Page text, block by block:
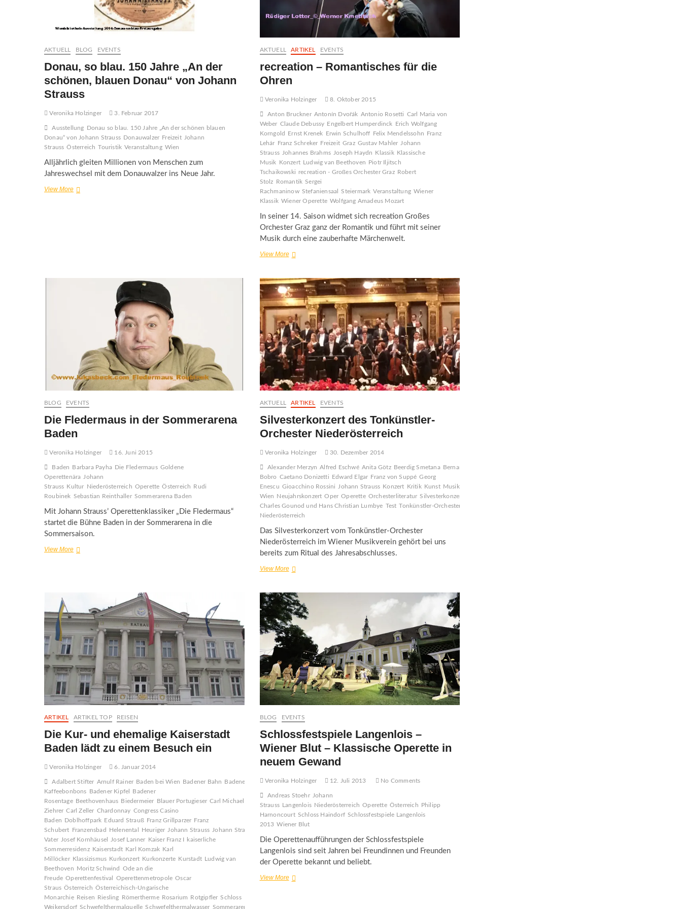
AKTUELL BLOG EVENTS
Donau, so blau. 150 Jahre „An der
schönen, blauen Donau“ von Johann
Strauss
Veronika Holzinger 3. Februar 2017
Ausstellung
Donau so blau. 150 Jahre „An der schönen blauen
Donau“ von Johann Strauss Donauwalzer Freizeit Johann
Strauss Österreich Touristik Veranstaltung Wien
Alljährlich gleiten Millionen von Menschen zum
Jahreswechsel mit dem Donauwalzer ins Neue Jahr.
View MoreDonau,
AKTUELL ARTIKEL EVENTS
recreation – Romantisches für die
Ohren
Veronika Holzinger 8. Oktober 2015
Anton Bruckner Antonín Dvořák Antonio Rosetti Carl Maria von
Weber Claude Debussy Engelbert Humperdinck
Erich Wolfgang
Korngold
Ernst Krenek Erwin Schulhoff Felix Mendelssohn
Franz
Lehár
Franz Schreker Freizeit Graz Gustav Mahler Johann
Strauss Johannes Brahms Joseph Haydn Klassik
Klassische
Musik
Konzert Ludwig van Beethoven
Piotr Iljitsch
Tschaikowski recreation - Großes Orchester Graz
Robert
Stolz
Romantik Sergei
Rachmaninow Stefaniensaal Steiermark Veranstaltung Wiener
Klassik Wiener Operette Wolfgang Amadeus Mozart
In seiner 14. Saison widmet sich recreation Großes
Orchester Graz ganz der Romantik und führt mit seiner
Musik durch eine zauberhafte Märchenwelt.
View Morerecreation
für
die
Ohren
BLOG EVENTS
Die Fledermaus in der Sommerarena
Baden
Veronika Holzinger 16. Juni 2015
Baden Barbara Payha Die Fledermaus Goldene
Operettenära
Johann
Strauss Kultur Niederösterreich Operette Österreich Rudi
Roubinek Sebastian Reinthaller Sommerarena Baden
Mit Johann Strauss’ Operettenklassiker „Die Fledermaus“
startet die Bühne Baden in der Sommerarena in die
Sommersaison.
View MoreDie
AKTUELL ARTIKEL EVENTS
Silvesterkonzert des Tonkünstler-
Orchester Niederösterreich
Veronika Holzinger 30. Dezember 2014
Alexander Merzyn Alfred Eschwé Anita Götz Beerdig Smetana Bernarda
Bobro Caetano Donizetti Edward Elgar Franz von Suppé Georg
Enescu Gioacchino Rossini Johann Strauss Konzert Kritik Kunst Musikverein
Wien Neujahrskonzert Oper Operette Orchesterliteratur Silvesterkonzert
Charles Gounod und Hans Christian Lumbye Test Tonkünstler-Orchester
Niederösterreich
Das Silvesterkonzert vom Tonkünstler-Orchester
Niederösterreich im Wiener Musikverein gehört bei uns
bereits zum Ritual des Jahresabschlusses.
View MoreSilvesterkonzert
Orchester
Niederösterreich
ARTIKEL ARTIKEL TOP REISEN
Die Kur- und ehemalige Kaiserstadt
Baden lädt zu einem Besuch ein
Veronika Holzinger 6. Januar 2014
Adalbert Stifter Arnulf Rainer Baden bei Wien Badener Bahn Badener
Kaffeebonbons Badener Kipfel
Badener
Rosentage Beethovenhaus Biedermeier Blauer Portugieser Carl Michael
Ziehrer Carl Zeller Chardonnay Congress Casino
Baden Doblhoffpark Eduard Strauß Franz Grillparzer Franz
Schubert Franzensbad Helenental Heuriger Johann Strauss Johann Strauß
Vater Josef Kornhäusel Josef Lanner Kaiser Franz I kaiserliche
Sommerresidenz Kaiserstadt Karl Komzak Karl
Millöcker Klassizismus Kurkonzert Kurkonzerte Kurstadt Ludwig van
Beethoven Moritz Schwind
Ode an die
Freude Operettenfestival Operettenmetropole Oscar
Straus Österreich Österreichisch-Ungarische
Monarchie Reisen Riesling Römertherme Rosarium Rotgipfler Schloss
Weikersdorf Schwefelthermalquelle Schwefelthermalwasser Sommerarena
BLOG EVENTS
Schlossfestspiele Langenlois –
Wiener Blut – Klassische Operette in
neuem Gewand
Veronika Holzinger 12. Juli 2013 No Comments
Andreas Stoehr
Johann
Strauss Langenlois Niederösterreich Operette Österreich Philipp
Harnoncourt Schloss Haindorf Schlossfestspiele Langenlois
2013 Wiener Blut
Die Operettenaufführungen der Schlossfestspiele
Langenlois sind seit Jahren bei Freundinnen und Freunden
der Operette bekannt und beliebt.
View MoreSchlossfestspiele